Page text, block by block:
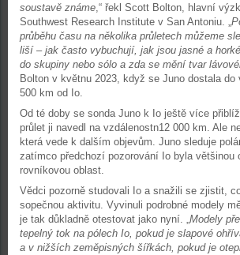
soustavě známe,“ řekl Scott Bolton, hlavní
Southwest Research Institute v San Antoniu. „
průběhu času na několika průletech můžeme
liší – jak často vybuchují, jak jsou jasné a
do skupiny nebo sólo a zda se mění tvar
Bolton v květnu 2023, když se Juno dostala do
500 km od Io.
Od té doby se sonda Juno k Io ještě více
průlet ji navedl na vzdálenostn12 000 km. Ale
která vede k dalším objevům. Juno sleduje
zatímco předchozí pozorování Io byla většinou
rovníkovou oblast.
Vědci pozorně studovali Io a snažili se zjistit,
sopečnou aktivitu. Vyvinuli podrobné modely
je tak důkladně otestovat jako nyní. „Modely
tepelný tok na pólech Io, pokud je slapové
a v nižších zeměpisných šířkách, pokud je